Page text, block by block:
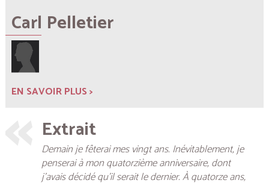
Carl Pelletier
EN SAVOIR PLUS >
Extrait
Demain je fêterai mes vingt ans. Inévitablement, je
penserai à mon quatorzième anniversaire, dont
j’avais décidé qu’il serait le dernier. À quatorze ans,